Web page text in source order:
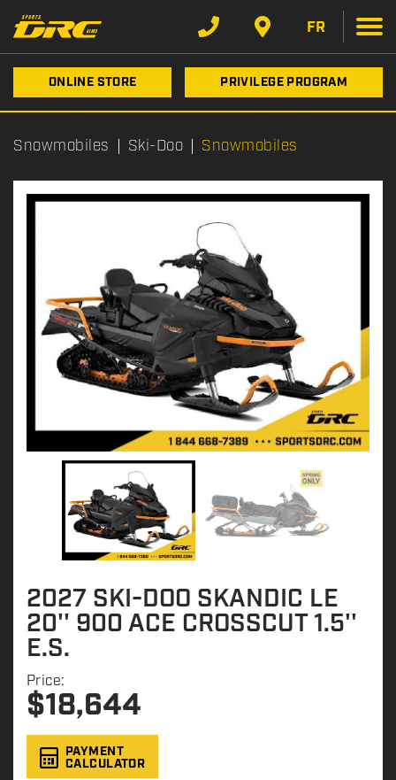
FR
ONLINE STORE PRIVILEGE PROGRAM
Snowmobiles Ski-Doo Snowmobiles
2027 SKI-DOO SKANDIC LE
20'' 900 ACE CROSSCUT 1.5''
E.S.
Price:
$18,644
PAYMENT
CALCULATOR